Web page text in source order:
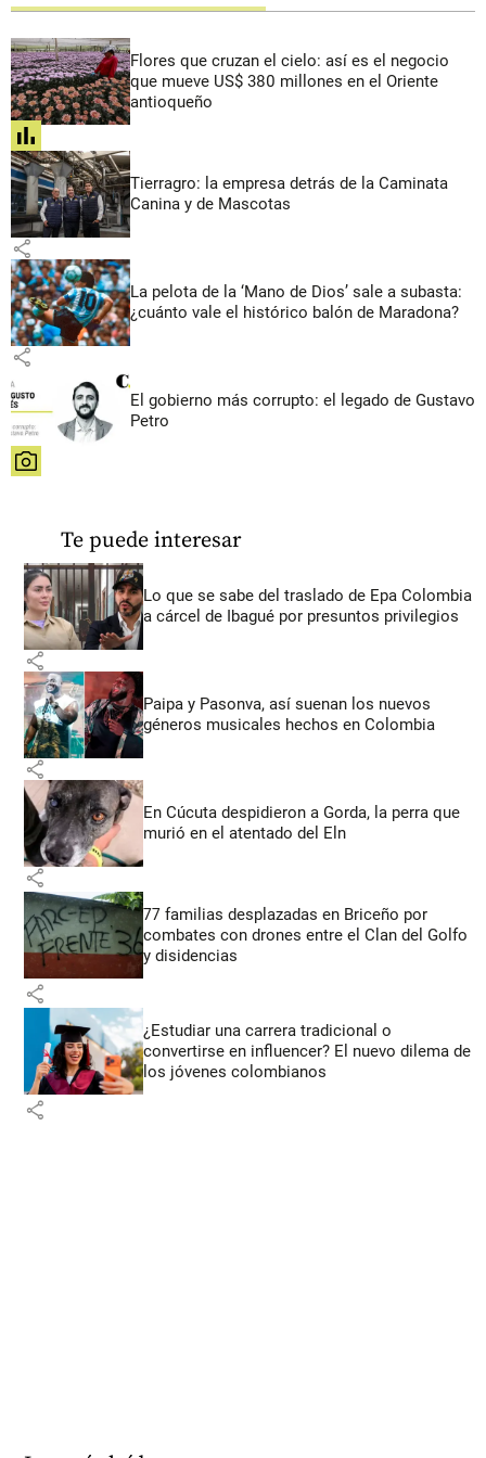
Flores que cruzan el cielo: así es el negocio
que mueve US$ 380 millones en el Oriente
antioqueño
share
Tierragro: la empresa detrás de la Caminata
Canina y de Mascotas
share
La pelota de la ‘Mano de Dios’ sale a subasta:
¿cuánto vale el histórico balón de Maradona?
share
El gobierno más corrupto: el legado de Gustavo
Petro
share
Te puede interesar
Lo que se sabe del traslado de Epa Colombia
a cárcel de Ibagué por presuntos privilegios
share
Paipa y Pasonva, así suenan los nuevos
géneros musicales hechos en Colombia
share
En Cúcuta despidieron a Gorda, la perra que
murió en el atentado del Eln
share
77 familias desplazadas en Briceño por
combates con drones entre el Clan del Golfo
y disidencias
share
¿Estudiar una carrera tradicional o
convertirse en influencer? El nuevo dilema de
los jóvenes colombianos
share